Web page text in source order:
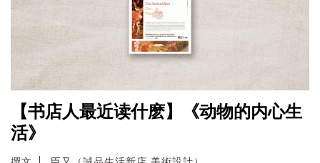
【书店人最近读什麽】《动物的内心生
活》